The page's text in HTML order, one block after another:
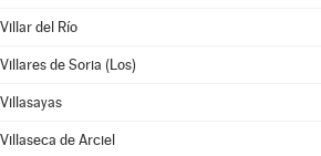
Villar del Río
Villares de Soria (Los)
Villasayas
Villaseca de Arciel